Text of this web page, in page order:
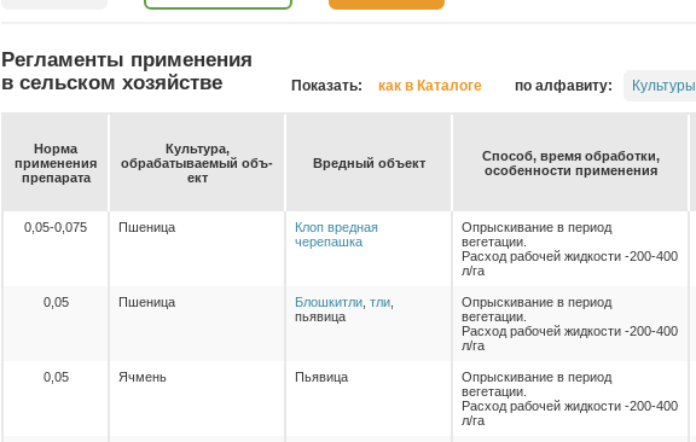
Регламенты применения
в сельском хозяйстве
Показать: как в Каталоге по алфавиту: Культуры
Нор­ма
при­ме­не­ния
пре­па­ра­та
Куль­ту­ра,
об­ра­ба­ты­ва­емый объ­
ект
Вред­ный объ­ект
Спо­соб, вре­мя об­ра­бот­ки,
осо­бен­нос­ти при­ме­не­ния
0,05-0,075 Пшеница
Клоп вредная
черепашка
Опрыскивание в период
вегетации.
Расход рабочей жидкости -200-400
л/га
0,05 Пшеница Блошкитли тли
пьявица
Опрыскивание в период
вегетации.
Расход рабочей жидкости -200-400
л/га
0,05 Ячмень Пьявица
Опрыскивание в период
вегетации.
Расход рабочей жидкости -200-400
л/га